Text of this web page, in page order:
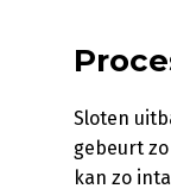
Sloten
gebeurt
kan zo